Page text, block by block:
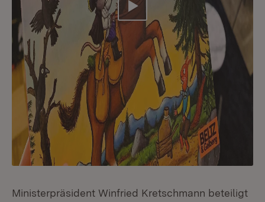
Video abspielen
Ministerpräsident Winfried Kretschmann beteiligt